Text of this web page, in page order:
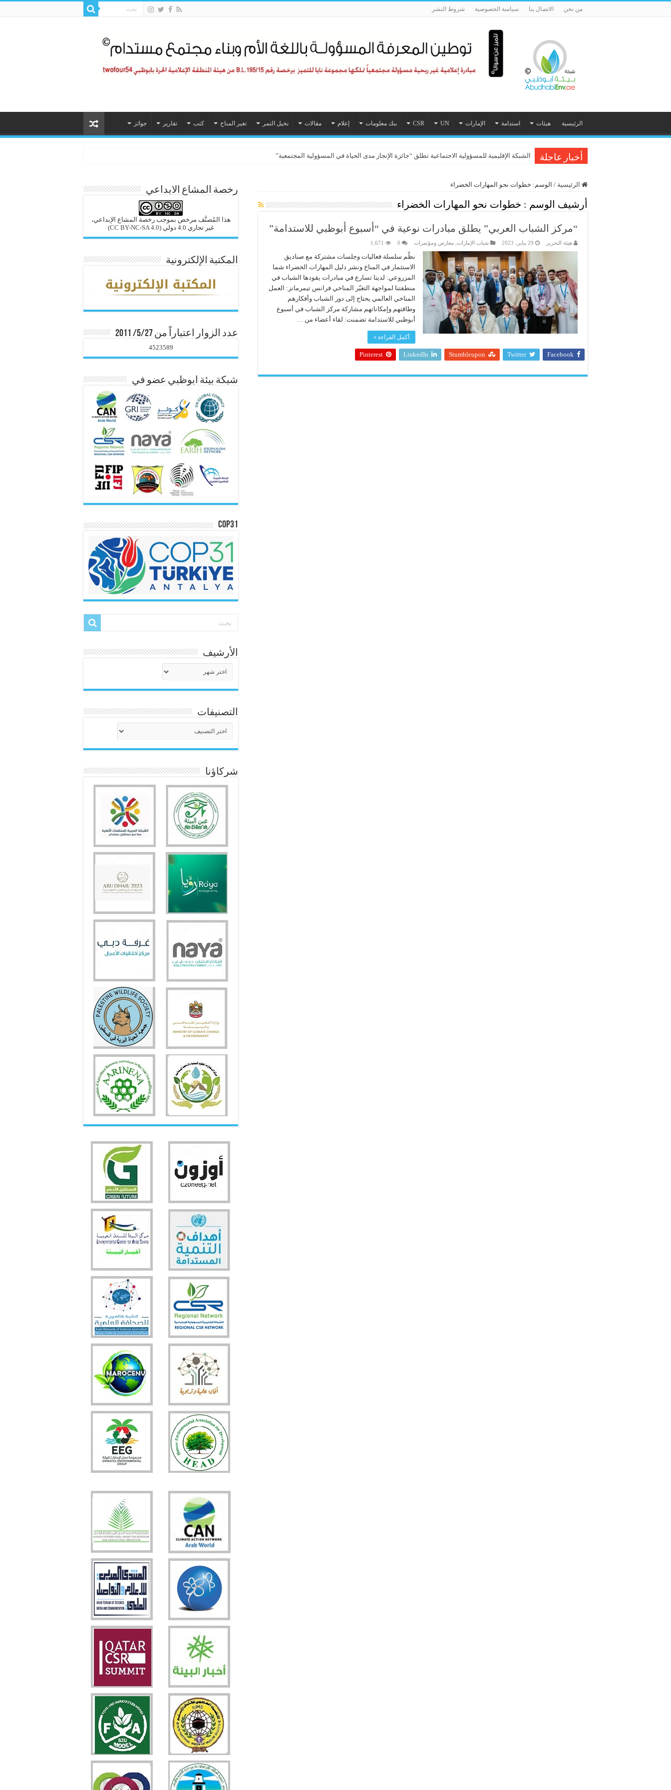
من نحن الاتصال بنا سياسة الخصوصية شروط النشر
الرئيسية هيئات استدامة الإمارات UN
CSR بنك معلومات إعلام مقالات نخيل التمر تغير المناخ كتب تقارير جوائز
أخبار عاجلة الشبكة الإقليمية للمسؤولية الاجتماعية تطلق “جائزة الإنجاز مدى الحياة في المسؤولية المجتمعية”
الرئيسية / الوسم: خطوات نحو المهارات الخضراء
أرشيف الوسم : خطوات نحو المهارات الخضراء
“مركز الشباب العربي” يطلق مبادرات نوعية في “أسبوع أبوظبي للاستدامة”
هيئة التحرير 29 يناير، 2023 شباب الإمارات معارض ومؤتمرات 0
1,671
نظّم سلسلة فعاليات وجلسات مشتركة مع صناديق
الاستثمار في المناخ ونشر دليل المهارات الخضراء شما
المزروعي: لدينا تسارع في مبادرات يقودها الشباب في
منطقتنا لمواجهة التغيّر المناخي فرانس تيمرمانز: العمل
المناخي العالمي يحتاج إلى دور الشباب وأفكارهم
وطاقتهم وإمكاناتهم مشاركة مركز الشباب في أسبوع
أبوظبي للاستدامة تضمنت: لقاء أعضاء من …
أكمل القراءة »
Facebook
Twitter
Stumbleupon
LinkedIn
Pinterest
رخصة المشاع الابداعي
هذا المُصنَّف مرخص بموجب رخصة المشاع الإبداعي،
غير تجاري 4.0 دولي
(CC BY-NC-SA 4.0)
المكتبة الإلكترونية
عدد الزوار اعتباراً من 5/27/ 2011
4523589
شبكة بيئة ابوظبي عضو في
COP31
الأرشيف
التصنيفات
شركاؤنا